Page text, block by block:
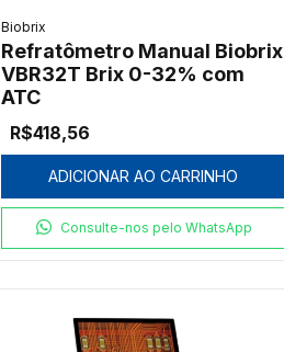
Biobrix
Refratômetro Manual Biobrix
VBR32T Brix 0-32% com
ATC
R$418,56
ADICIONAR AO CARRINHO
Consulte-nos pelo WhatsApp